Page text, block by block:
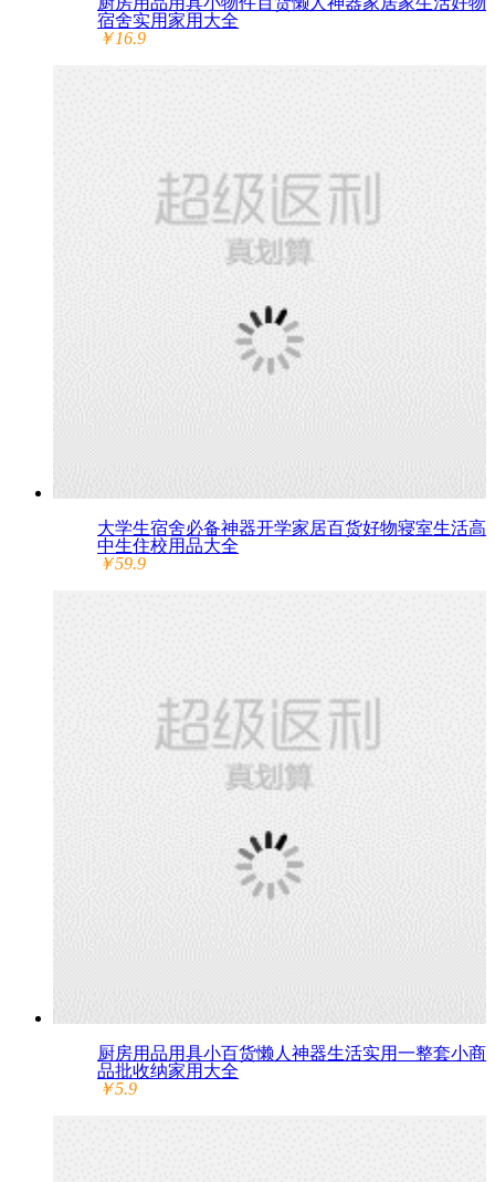
宿舍实用家用大全
￥16.9
大学生宿舍必备神器开学家居百货好物寝室生活高
中生住校用品大全
￥59.9
厨房用品用具小百货懒人神器生活实用一整套小商
品批收纳家用大全
￥5.9